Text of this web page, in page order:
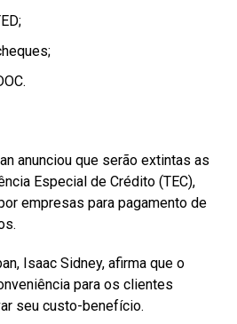
anunciou que serão extintas as
Especial de Crédito (TEC),
empresas para pagamento de
Isaac Sidney, afirma que o
para os clientes
seu custo-benefício.